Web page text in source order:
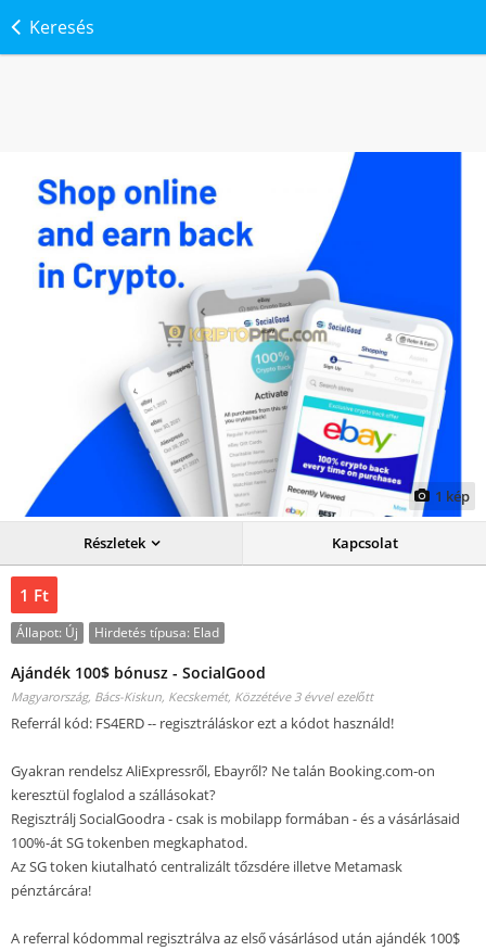
Keresés
1 kép
Részletek Kapcsolat
1 Ft
Állapot: Új Hirdetés típusa: Elad
Ajándék 100$ bónusz - SocialGood
Magyarország, Bács-Kiskun, Kecskemét‎, Közzétéve 3 évvel ezelőtt
Referrál kód: FS4ERD -- regisztráláskor ezt a kódot használd!
Gyakran rendelsz AliExpressről, Ebayről? Ne talán Booking.com-on
keresztül foglalod a szállásokat?
Regisztrálj SocialGoodra - csak is mobilapp formában - és a vásárlásaid
100%-át SG tokenben megkaphatod.
Az SG token kiutalható centralizált tőzsdére illetve Metamask
pénztárcára!
A referral kódommal regisztrálva az első vásárlásod után ajándék 100$